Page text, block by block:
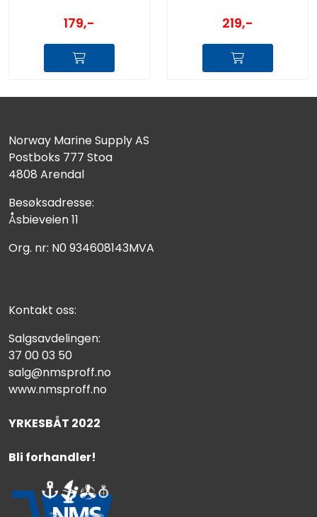
179,- 219,-
Norway Marine Supply AS
Postboks 777 Stoa
4808 Arendal
Besøksadresse:
Åsbieveien 11
Org. nr: N0 934608143MVA
Kontakt oss:
Salgsavdelingen:
37 00 03 50
salg@nmsproff.no
www.nmsproff.no
YRKESBÅT 2022
Bli forhandler!